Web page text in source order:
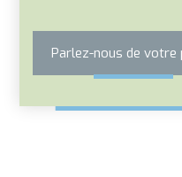
Parlez-nous de votre